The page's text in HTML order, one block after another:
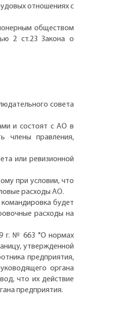
отношениях с
обществом
2 ст.23 Закона о
совета
и состоят с АО в
члены правления,
или ревизионной
при условии, что
расходы АО.
будет
расходы на
г. № 663 "О нормах
утвержденной
предприятия,
органа
что их действие
предприятия.